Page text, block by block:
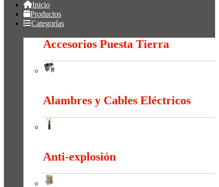
Inicio
Productos
Categorías
Accesorios Puesta Tierra
Alambres y Cables Eléctricos
Anti-explosión